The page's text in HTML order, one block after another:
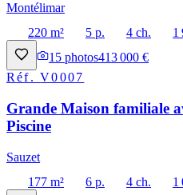
Montélimar
220 m²
5 p. 4 ch.
1
15 photos413 000 €
Réf.V0007
Grande Maison familiale
Piscine
Sauzet
177 m²
6 p. 4 ch.
1